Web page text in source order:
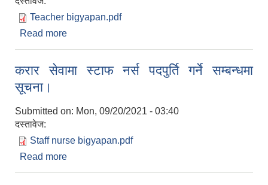
Teacher bigyapan.pdf
Read more
करार सेवामा स्टाफ नर्स पदपुर्ति गर्ने सम्बन्धमा
सूचना।
Submitted on: Mon, 09/20/2021 - 03:40
दस्तावेज:
Staff nurse bigyapan.pdf
Read more